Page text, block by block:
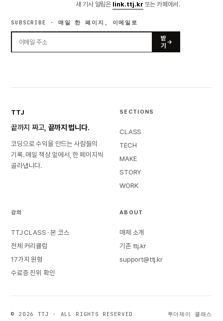
새 기사 알림은 link.ttj.kr 또는 카페에서.
SUBSCRIBE · 매일 한 페이지, 이메일로
받
기
TTJ
끝까지 짜고, 끝까지 법니다.
코딩으로 수익을 만드는 사람들의
기록. 매일 책상 앞에서, 한 페이지씩
골라냅니다.
SECTIONS
CLASS
TECH
MAKE
STORY
WORK
강의
TTJ CLASS · 본 코스
전체 커리큘럼
17가지 원형
수료증 진위 확인
ABOUT
매체 소개
기존 ttj.kr
support@ttj.kr
© 2026 TTJ · ALL RIGHTS RESERVED 투더제이 클래스